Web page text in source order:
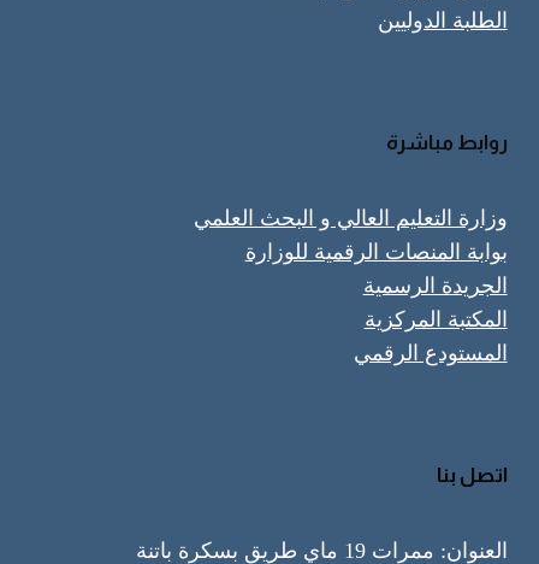
الطلبة الدوليين
روابط مباشرة
وزارة التعليم العالي و البحث العلمي
بوابة المنصات الرقمية للوزارة
الجريدة الرسمية
المكتبة المركزية
المستودع الرقمي
اتصل بنا
العنوان: ممرات 19 ماي طريق بسكرة باتنة